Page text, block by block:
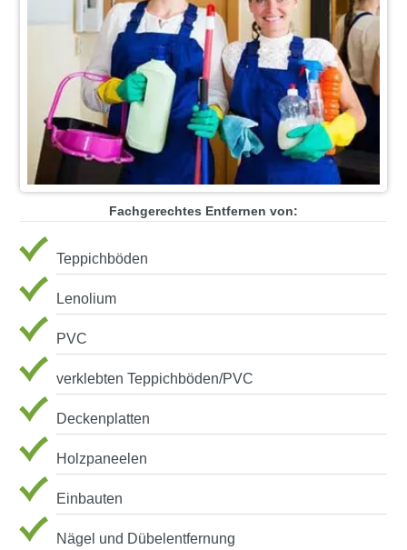
Fachgerechtes Entfernen von:
Teppichböden
Lenolium
PVC
verklebten Teppichböden/PVC
Deckenplatten
Holzpaneelen
Einbauten
Nägel und Dübelentfernung